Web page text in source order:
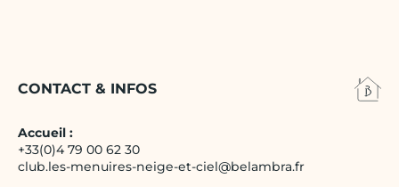
CONTACT & INFOS
Accueil :
+33(0)4 79 00 62 30
club.les-menuires-neige-et-ciel@belambra.fr